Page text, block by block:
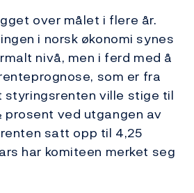
over målet i flere år.
i norsk økonomi synes
nivå, men i ferd med å
som er fra
styringsrenten ville stige til
ved utgangen av
satt opp til 4,25
har komiteen merket seg